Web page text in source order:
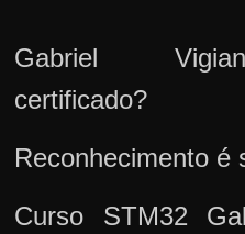
Gabriel
certificado?
Reconhecimento
Curso STM32